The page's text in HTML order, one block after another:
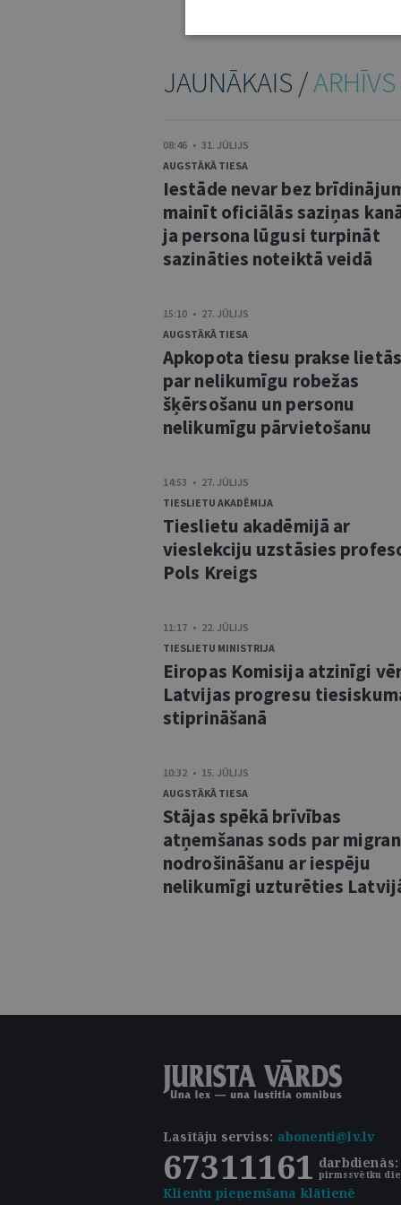
JAUNĀKAIS /ARHĪVS
08:46 • 31. JŪLIJS
AUGSTĀKĀ TIESA
Iestāde nevar bez
mainīt oficiālās saziņas
ja persona lūgusi turpināt
sazināties noteiktā veidā
15:10 • 27. JŪLIJS
AUGSTĀKĀ TIESA
Apkopota tiesu prakse lietās
par nelikumīgu robežas
šķērsošanu un personu
nelikumīgu pārvietošanu
14:53 • 27. JŪLIJS
TIESLIETU AKADĒMIJA
Tieslietu akadēmijā ar
vieslekciju uzstāsies
Pols Kreigs
11:17 • 22. JŪLIJS
TIESLIETU MINISTRIJA
Eiropas Komisija atzinīgi
Latvijas progresu
stiprināšanā
10:32 • 15. JŪLIJS
AUGSTĀKĀ TIESA
Stājas spēkā brīvības
atņemšanas sods par
nodrošināšanu ar iespēju
nelikumīgi uzturēties
Lasītāju serviss: abonenti@lv.lv
67311161 darbdienās:
pirmssvētku
Klientu pieņemšana klātienē